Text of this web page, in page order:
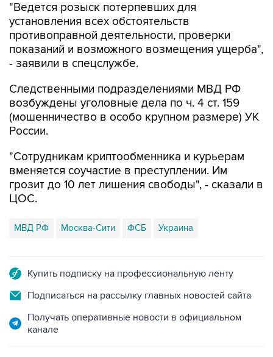
"Ведется розыск потерпевших для
установления всех обстоятельств
противоправной деятельности, проверки
показаний и возможного возмещения ущерба",
- заявили в спецслужбе.
Следственными подразделениями МВД РФ
возбуждены уголовные дела по ч. 4 ст. 159
(мошенничество в особо крупном размере) УК
России.
"Сотрудникам криптообменника и курьерам
вменяется соучастие в преступлении. Им
грозит до 10 лет лишения свободы", - сказали в
ЦОС.
МВД РФ Москва-Сити ФСБ Украина
Купить подписку на профессиональную ленту
Подписаться на рассылку главных новостей сайта
Получать оперативные новости в официальном
канале